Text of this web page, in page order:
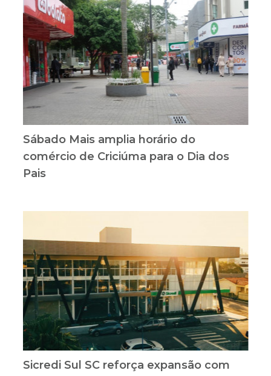
Sábado Mais amplia horário do
comércio de Criciúma para o Dia dos
Pais
Sicredi Sul SC reforça expansão com